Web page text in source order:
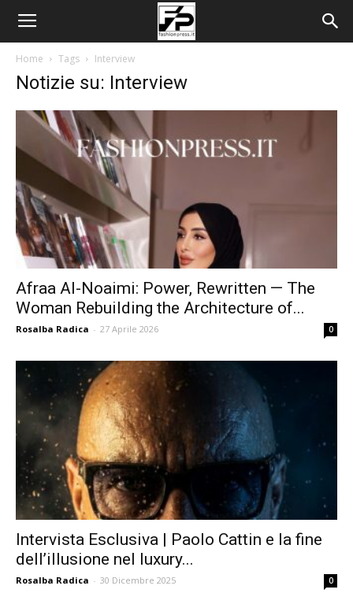
Home Tags Interview
Notizie su: Interview
Afraa Al-Noaimi: Power, Rewritten — The
Woman Rebuilding the Architecture of...
Rosalba Radica - 27 Aprile 2026 0
Intervista Esclusiva | Paolo Cattin e la fine
dell’illusione nel luxury...
Rosalba Radica - 30 Dicembre 2025 0